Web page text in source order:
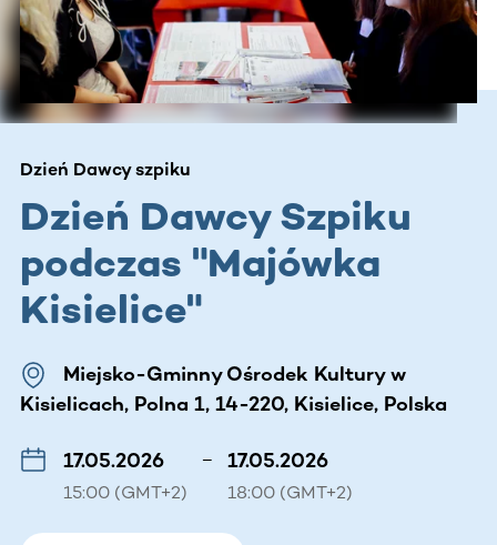
Dzień Dawcy szpiku
Dzień Dawcy Szpiku
podczas "Majówka
Kisielice"
Miejsko-Gminny Ośrodek Kultury w
Kisielicach, Polna 1, 14-220, Kisielice, Polska
17.05.2026
15:00 (GMT+2)
– 17.05.2026
18:00 (GMT+2)